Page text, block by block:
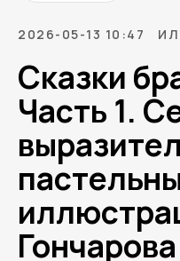
2026-05-13 10:47
Сказки
Часть 1.